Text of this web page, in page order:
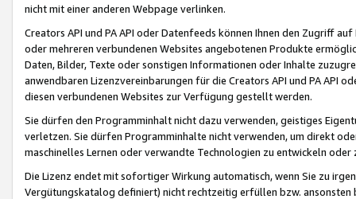
nicht mit einer anderen Webpage verlinken.
Creators API und PA API oder Datenfeeds können Ihnen den Zugriff
oder mehreren verbundenen Websites angebotenen Produkte
Daten, Bilder, Texte oder sonstigen Informationen oder Inhalte
anwendbaren Lizenzvereinbarungen für die Creators API und PA API
diesen verbundenen Websites zur Verfügung gestellt werden.
Sie dürfen den Programminhalt nicht dazu verwenden, geistiges
verletzen. Sie dürfen Programminhalte nicht verwenden, um direkt
maschinelles Lernen oder verwandte Technologien zu entwickeln
Die Lizenz endet mit sofortiger Wirkung automatisch, wenn Sie zu
Vergütungskatalog definiert) nicht rechtzeitig erfüllen bzw. ansonsten